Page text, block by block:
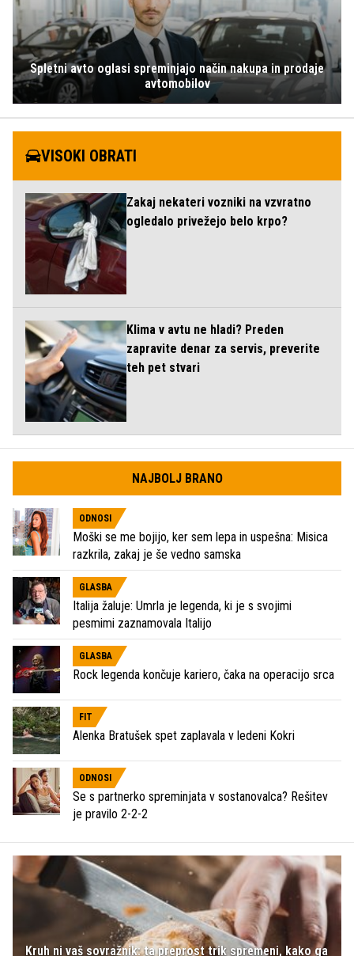
Spletni avto oglasi spreminjajo način nakupa in prodaje
avtomobilov
VISOKI OBRATI
Zakaj nekateri vozniki na vzvratno
ogledalo privežejo belo krpo?
Klima v avtu ne hladi? Preden
zapravite denar za servis, preverite
teh pet stvari
NAJBOLJ BRANO
ODNOSI
Moški se me bojijo, ker sem lepa in uspešna: Misica
razkrila, zakaj je še vedno samska
GLASBA
Italija žaluje: Umrla je legenda, ki je s svojimi
pesmimi zaznamovala Italijo
GLASBA
Rock legenda končuje kariero, čaka na operacijo srca
FIT
Alenka Bratušek spet zaplavala v ledeni Kokri
ODNOSI
Se s partnerko spreminjata v sostanovalca? Rešitev
je pravilo 2-2-2
Kruh ni vaš sovražnik: ta preprost trik spremeni, kako ga